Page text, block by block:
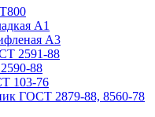
А1
А3
2591-88
88
103-76
ГОСТ 2879-88, 8560-78